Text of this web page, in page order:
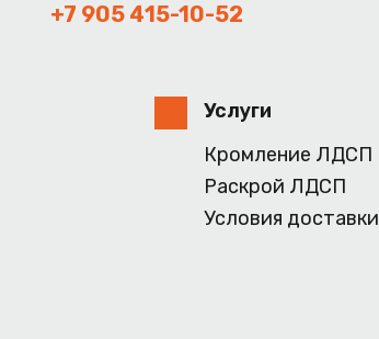
+7 905 415-10-52
Услуги
Кромление ЛДСП
Раскрой ЛДСП
Условия доставки